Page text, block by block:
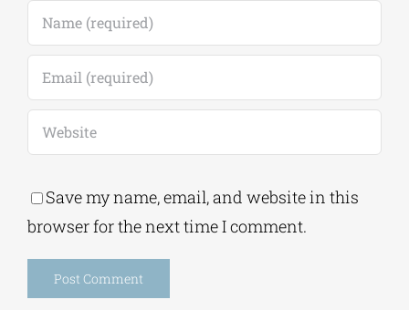
Save my name, email, and website in this
browser for the next time I comment.